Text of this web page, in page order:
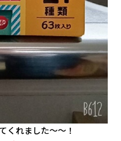
くれました～～！